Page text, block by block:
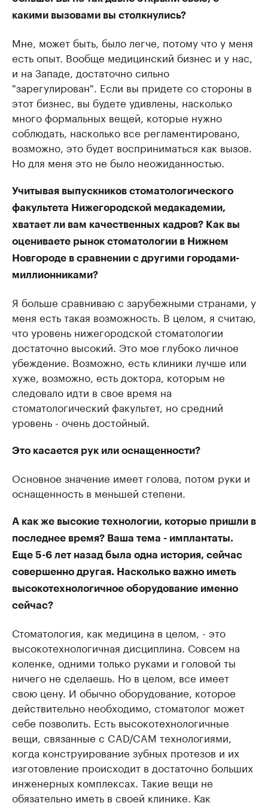
какими вызовами вы столкнулись?
Мне, может быть, было легче, потому что у меня
есть опыт. Вообще медицинский бизнес и у нас,
и на Западе, достаточно сильно
"зарегулирован". Если вы придете со стороны в
этот бизнес, вы будете удивлены, насколько
много формальных вещей, которые нужно
соблюдать, насколько все регламентировано,
возможно, это будет восприниматься как вызов.
Но для меня это не было неожиданностью.
Учитывая выпускников стоматологического
факультета Нижегородской медакадемии,
хватает ли вам качественных кадров? Как вы
оцениваете рынок стоматологии в Нижнем
Новгороде в сравнении с другими городами-
миллионниками?
Я больше сравниваю с зарубежными странами, у
меня есть такая возможность. В целом, я считаю,
что уровень нижегородской стоматологии
достаточно высокий. Это мое глубоко личное
убеждение. Возможно, есть клиники лучше или
хуже, возможно, есть доктора, которым не
следовало идти в свое время на
стоматологический факультет, но средний
уровень - очень достойный.
Это касается рук или оснащенности?
Основное значение имеет голова, потом руки и
оснащенность в меньшей степени.
А как же высокие технологии, которые пришли в
последнее время? Ваша тема - имплантаты.
Еще 5-6 лет назад была одна история, сейчас
совершенно другая. Насколько важно иметь
высокотехнологичное оборудование именно
сейчас?
Стоматология, как медицина в целом, - это
высокотехнологичная дисциплина. Совсем на
коленке, одними только руками и головой ты
ничего не сделаешь. Но в целом, все имеет
свою цену. И обычно оборудование, которое
действительно необходимо, стоматолог может
себе позволить. Есть высокотехнологичные
вещи, связанные с CAD/CAM технологиями,
когда конструирование зубных протезов и их
изготовление происходит в достаточно больших
инженерных комплексах. Такие вещи не
обязательно иметь в своей клинике. Как